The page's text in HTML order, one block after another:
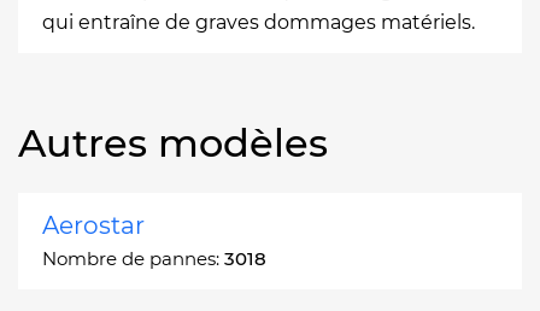
qui entraîne de graves dommages matériels.
Autres modèles
Aerostar
Nombre de pannes: 3018